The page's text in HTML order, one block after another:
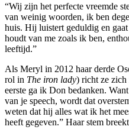
“Wij zijn het perfecte vreemde
van weinig woorden, ik ben
huis. Hij luistert geduldig en
houdt van me zoals ik ben,
leeftijd.”
Als Meryl in 2012 haar derde
rol in The iron lady) richt ze zich
eerste ga ik Don bedanken.
van je speech, wordt dat
weten dat hij alles wat ik het
heeft gegeven.” Haar stem